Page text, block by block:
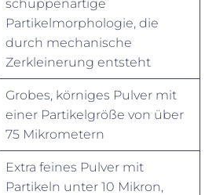
schuppenartige
Partikelmorphologie, die
durch mechanische
Zerkleinerung entsteht
Grobes, körniges Pulver mit
einer Partikelgröße von über
75 Mikrometern
Extra feines Pulver mit
Partikeln unter 10 Mikron,